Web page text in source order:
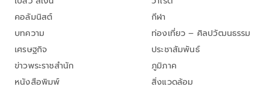
คอลัมนิสต์
บทความ
เศรษฐกิจ
ข่าวพระราชสำนัก
หนังสือพิมพ์
กีฬา
ท่องเที่ยว – ศิลปวัฒนธรรม
ประชาสัมพันธ์
ภูมิภาค
สิ่งแวดล้อม